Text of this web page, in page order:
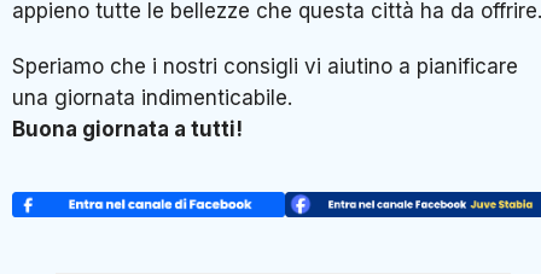
appieno tutte le bellezze che questa città ha da offrire.
Speriamo che i nostri consigli vi aiutino a pianificare
una giornata indimenticabile.
Buona giornata a tutti!